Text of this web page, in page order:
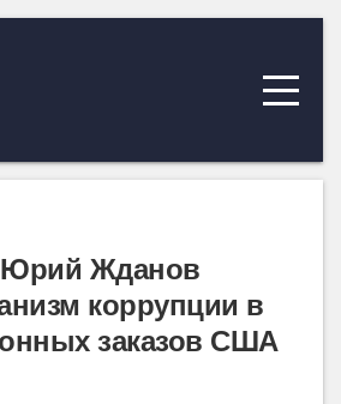
Жданов
коррупции в
заказов США